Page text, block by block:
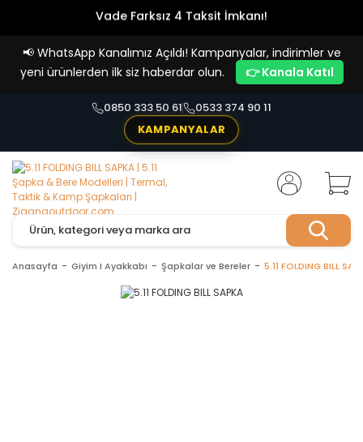
Vade Farksız 4 Taksit İmkanı!
📢 WhatsApp Kanalımız Açıldı! Kampanyalar, indirimler ve
yeni ürünlerden ilk siz haberdar olun.
👉 Kanala Katıl
0850 333 50 61
0533 374 90 11
KAMPANYALAR
Anasayfa Giyim I Ayakkabı Şapkalar ve Bereler 5.11 FOLDING BILL